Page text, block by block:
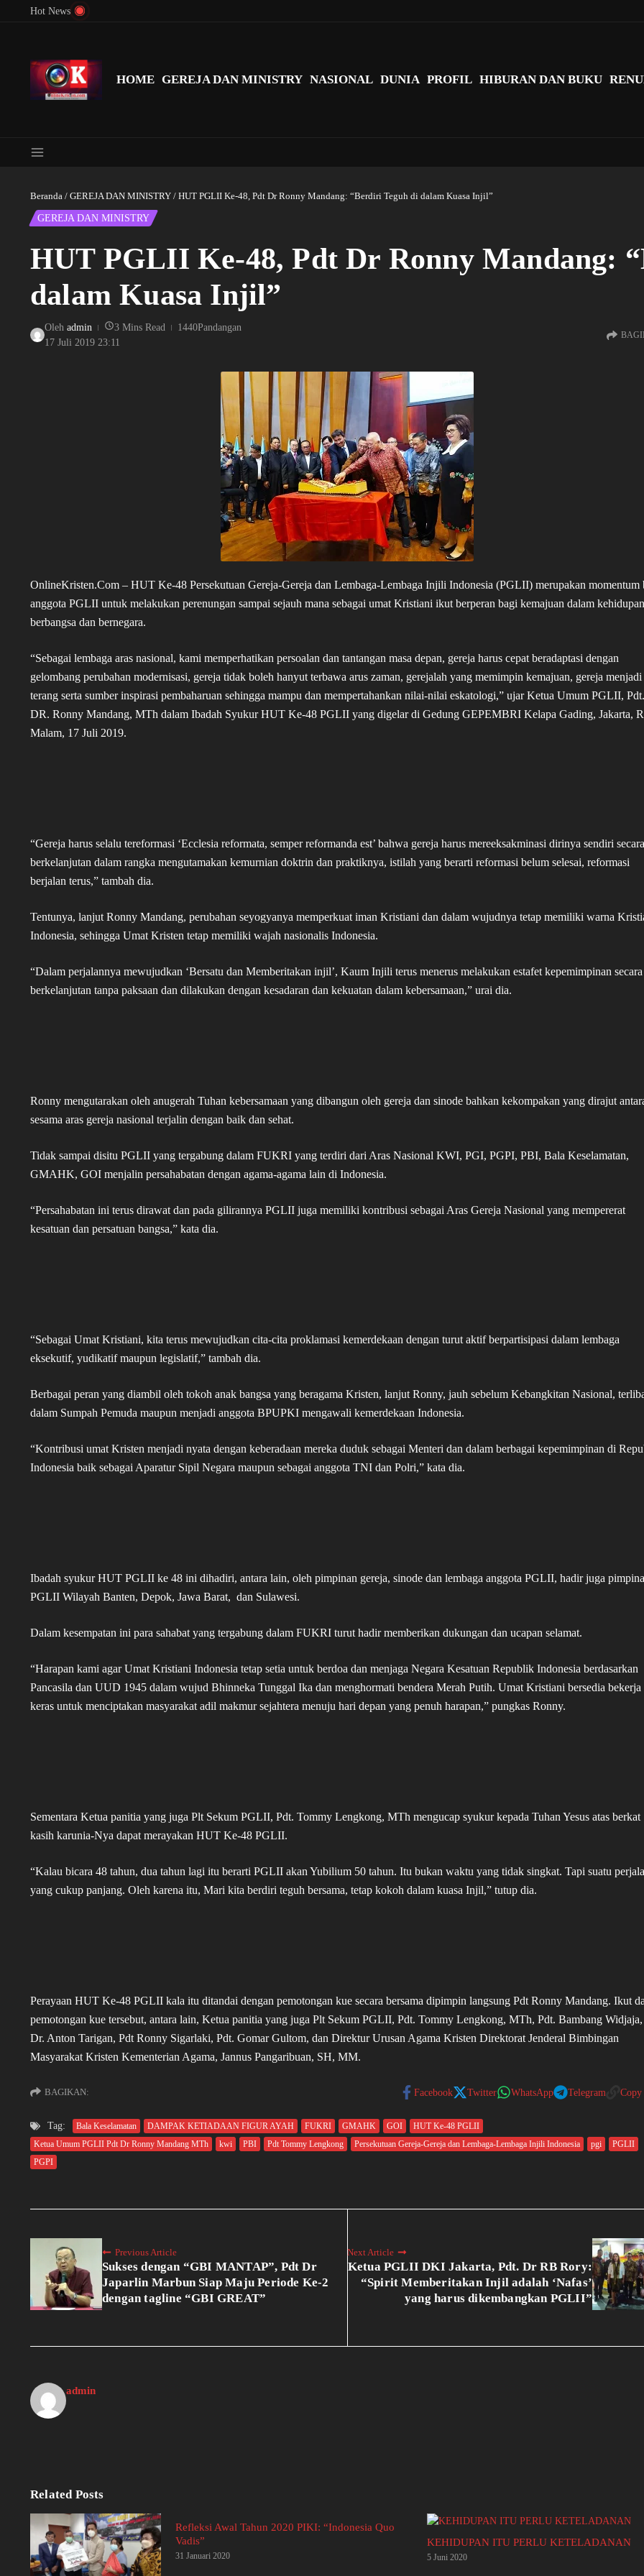
Lewati ke konten
Hot News
HOME GEREJA DAN MINISTRY NASIONAL DUNIA PROFIL HIBURAN DAN BUKU
Beranda / GEREJA DAN MINISTRY / HUT PGLII Ke-48, Pdt Dr Ronny Mandang: “Berdiri Teguh di dalam Kuasa Injil”
GEREJA DAN MINISTRY
HUT PGLII Ke-48, Pdt Dr Ronny Mandang:
dalam Kuasa Injil”
Oleh admin 3 Mins Read
1440Pandangan
17 Juli 2019 23:11
OnlineKristen.Com – HUT Ke-48 Persekutuan Gereja-Gereja dan Lembaga-Lembaga Injili Indonesia (PGLII) merupakan momentum
anggota PGLII untuk melakukan perenungan sampai sejauh mana sebagai umat Kristiani ikut berperan bagi kemajuan dalam kehidupan
berbangsa dan bernegara.
“Sebagai lembaga aras nasional, kami memperhatikan persoalan dan tantangan masa depan, gereja harus cepat beradaptasi dengan
gelombang perubahan modernisasi, gereja tidak boleh hanyut terbawa arus zaman, gerejalah yang memimpin kemajuan, gereja menjadi
terang serta sumber inspirasi pembaharuan sehingga mampu dan mempertahankan nilai-nilai eskatologi,” ujar Ketua Umum PGLII, Pdt.
DR. Ronny Mandang, MTh dalam Ibadah Syukur HUT Ke-48 PGLII yang digelar di Gedung GEPEMBRI Kelapa Gading, Jakarta,
Malam, 17 Juli 2019.
“Gereja harus selalu tereformasi ‘Ecclesia reformata, semper reformanda est’ bahwa gereja harus mereeksakminasi dirinya sendiri secara
berkelanjutan dalam rangka mengutamakan kemurnian doktrin dan praktiknya, istilah yang berarti reformasi belum selesai, reformasi
berjalan terus,” tambah dia.
Tentunya, lanjut Ronny Mandang, perubahan seyogyanya memperkuat iman Kristiani dan dalam wujudnya tetap memiliki warna
Indonesia, sehingga Umat Kristen tetap memiliki wajah nasionalis Indonesia.
“Dalam perjalannya mewujudkan ‘Bersatu dan Memberitakan injil’, Kaum Injili terus menerus melakukan estafet kepemimpinan secara
berkelanjutan tanpa paksaan dan dilakukan dengan kesadaran dan kekuatan dalam kebersamaan,” urai dia.
Ronny mengutarakan oleh anugerah Tuhan kebersamaan yang dibangun oleh gereja dan sinode bahkan kekompakan yang dirajut
sesama aras gereja nasional terjalin dengan baik dan sehat.
Tidak sampai disitu PGLII yang tergabung dalam FUKRI yang terdiri dari Aras Nasional KWI, PGI, PGPI, PBI, Bala Keselamatan,
GMAHK, GOI menjalin persahabatan dengan agama-agama lain di Indonesia.
“Persahabatan ini terus dirawat dan pada gilirannya PGLII juga memiliki kontribusi sebagai Aras Gereja Nasional yang mempererat
kesatuan dan persatuan bangsa,” kata dia.
“Sebagai Umat Kristiani, kita terus mewujudkan cita-cita proklamasi kemerdekaan dengan turut aktif berpartisipasi dalam lembaga
eksekutif, yudikatif maupun legislatif,” tambah dia.
Berbagai peran yang diambil oleh tokoh anak bangsa yang beragama Kristen, lanjut Ronny, jauh sebelum Kebangkitan Nasional,
dalam Sumpah Pemuda maupun menjadi anggota BPUPKI mengawali kemerdekaan Indonesia.
“Kontribusi umat Kristen menjadi nyata dengan keberadaan mereka duduk sebagai Menteri dan dalam berbagai kepemimpinan di
Indonesia baik sebagai Aparatur Sipil Negara maupun sebagai anggota TNI dan Polri,” kata dia.
Ibadah syukur HUT PGLII ke 48 ini dihadiri, antara lain, oleh pimpinan gereja, sinode dan lembaga anggota PGLII, hadir juga
PGLII Wilayah Banten, Depok, Jawa Barat, dan Sulawesi.
Dalam kesempatan ini para sahabat yang tergabung dalam FUKRI turut hadir memberikan dukungan dan ucapan selamat.
“Harapan kami agar Umat Kristiani Indonesia tetap setia untuk berdoa dan menjaga Negara Kesatuan Republik Indonesia berdasarkan
Pancasila dan UUD 1945 dalam wujud Bhinneka Tunggal Ika dan menghormati bendera Merah Putih. Umat Kristiani bersedia bekerja
keras untuk menciptakan masyarakat adil makmur sejahtera menuju hari depan yang penuh harapan,” pungkas Ronny.
Sementara Ketua panitia yang juga Plt Sekum PGLII, Pdt. Tommy Lengkong, MTh mengucap syukur kepada Tuhan Yesus atas berkat
kasih karunia-Nya dapat merayakan HUT Ke-48 PGLII.
“Kalau bicara 48 tahun, dua tahun lagi itu berarti PGLII akan Yubilium 50 tahun. Itu bukan waktu yang tidak singkat. Tapi suatu
yang cukup panjang. Oleh karena itu, Mari kita berdiri teguh bersama, tetap kokoh dalam kuasa Injil,” tutup dia.
Perayaan HUT Ke-48 PGLII kala itu ditandai dengan pemotongan kue secara bersama dipimpin langsung Pdt Ronny Mandang. Ikut
pemotongan kue tersebut, antara lain, Ketua panitia yang juga Plt Sekum PGLII, Pdt. Tommy Lengkong, MTh, Pdt. Bambang
Dr. Anton Tarigan, Pdt Ronny Sigarlaki, Pdt. Gomar Gultom, dan Direktur Urusan Agama Kristen Direktorat Jenderal Bimbingan
Masyarakat Kristen Kementerian Agama, Jannus Pangaribuan, SH, MM.
BAGIKAN: Facebook Twitter WhatsApp Telegram
Tag: Bala Keselamatan DAMPAK KETIADAAN FIGUR AYAH FUKRI GMAHK GOI
HUT Ke-48 PGLII
Ketua Umum PGLII Pdt Dr Ronny Mandang MTh
kwi PBI Pdt Tommy Lengkong Persekutuan Gereja-Gereja dan Lembaga-Lembaga Injili Indonesia pgi
PGLII
PGPI
Previous Article
Sukses dengan “GBI MANTAP”, Pdt Dr
Japarlin Marbun Siap Maju Periode Ke-2
dengan tagline “GBI GREAT”
Next Article
Ketua PGLII DKI Jakarta, Pdt. Dr RB Rory:
“Spirit Memberitakan Injil adalah ‘Nafas’
yang harus dikembangkan PGLII”
admin
Related Posts
Refleksi Awal Tahun 2020 PIKI: “Indonesia Quo
Vadis”
31 Januari 2020
KEHIDUPAN ITU PERLU KETELADANAN
5 Juni 2020